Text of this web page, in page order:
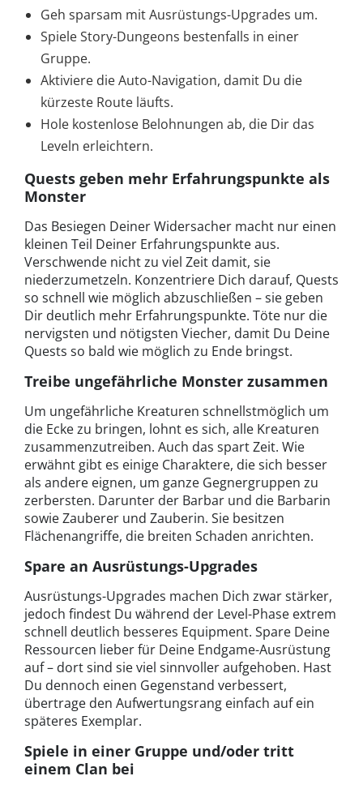
Geh sparsam mit Ausrüstungs-Upgrades um.
Spiele Story-Dungeons bestenfalls in einer
Gruppe.
Aktiviere die Auto-Navigation, damit Du die
kürzeste Route läufts.
Hole kostenlose Belohnungen ab, die Dir das
Leveln erleichtern.
Quests geben mehr Erfahrungspunkte als
Monster
Das Besiegen Deiner Widersacher macht nur einen
kleinen Teil Deiner Erfahrungspunkte aus.
Verschwende nicht zu viel Zeit damit, sie
niederzumetzeln. Konzentriere Dich darauf, Quests
so schnell wie möglich abzuschließen – sie geben
Dir deutlich mehr Erfahrungspunkte. Töte nur die
nervigsten und nötigsten Viecher, damit Du Deine
Quests so bald wie möglich zu Ende bringst.
Treibe ungefährliche Monster zusammen
Um ungefährliche Kreaturen schnellstmöglich um
die Ecke zu bringen, lohnt es sich, alle Kreaturen
zusammenzutreiben. Auch das spart Zeit. Wie
erwähnt gibt es einige Charaktere, die sich besser
als andere eignen, um ganze Gegnergruppen zu
zerbersten. Darunter der Barbar und die Barbarin
sowie Zauberer und Zauberin. Sie besitzen
Flächenangriffe, die breiten Schaden anrichten.
Spare an Ausrüstungs-Upgrades
Ausrüstungs-Upgrades machen Dich zwar stärker,
jedoch findest Du während der Level-Phase extrem
schnell deutlich besseres Equipment. Spare Deine
Ressourcen lieber für Deine Endgame-Ausrüstung
auf – dort sind sie viel sinnvoller aufgehoben. Hast
Du dennoch einen Gegenstand verbessert,
übertrage den Aufwertungsrang einfach auf ein
späteres Exemplar.
Spiele in einer Gruppe und/oder tritt
einem Clan bei